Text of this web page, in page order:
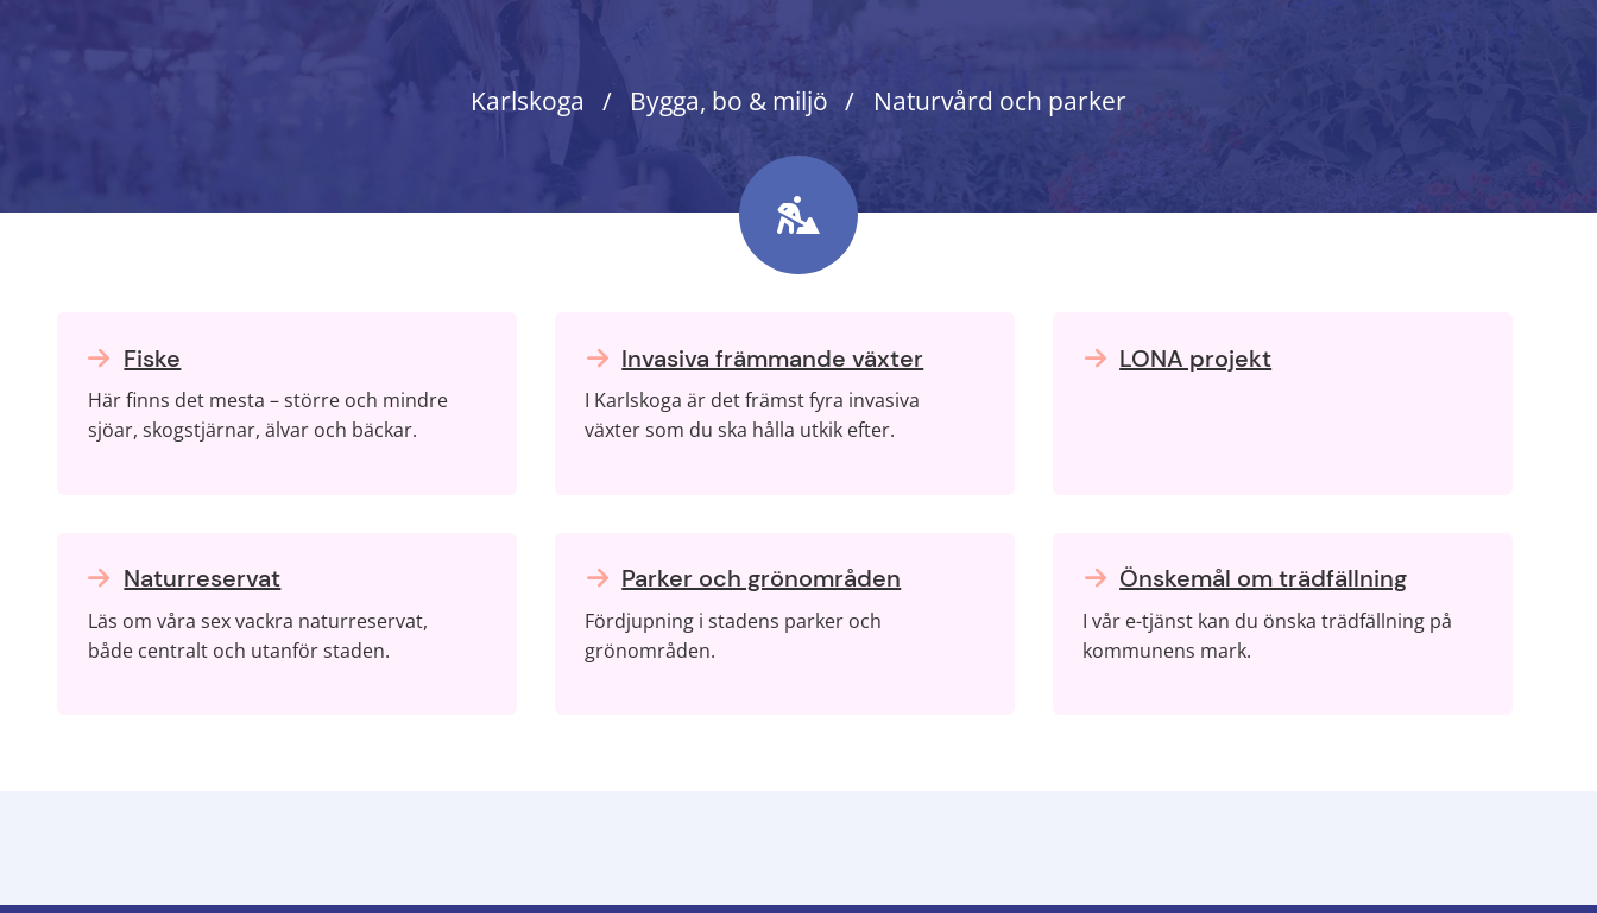
Karlskoga Bygga, bo & miljö Naturvård och parker
Fiske
Här finns det mesta – större och mindre
sjöar, skogstjärnar, älvar och bäckar.
Invasiva främmande växter
I Karlskoga är det främst fyra invasiva
växter som du ska hålla utkik efter.
LONA projekt
Naturreservat
Läs om våra sex vackra naturreservat,
både centralt och utanför staden.
Parker och grönområden
Fördjupning i stadens parker och
grönområden.
Önskemål om trädfällning
I vår e-tjänst kan du önska trädfällning på
kommunens mark.